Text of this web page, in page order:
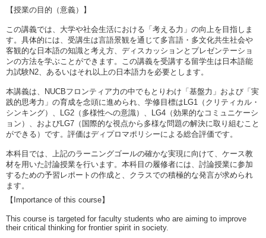
【授業の目的（意義）】
この講義では、大学や社会生活における「考える力」の向上を目指しま
す。具体的には、受講生は言語景観を通じて多言語・多文化共生社会や
客観的な日本語の知識と考え方、ディスカッションとプレゼンテーショ
ンの方法を学ぶことができます。この講義を受講する留学生は日本語能
力試験N2、あるいはそれ以上の日本語力を必要とします。
本講義は、NUCBフロンティア力の中でもとりわけ「基盤力」および「実
践的思考力」の育成を念頭に進められ、学修目標はLG1（クリティカル・
シンキング）、LG2（多様性への意識）、LG4（効果的なコミュニケーシ
ョン）、およびLG7（国際的な視点から多様な問題の解決に取り組むこと
ができる）です。評価はディプロマポリシーによる総合評価です。
本科目では、上記のラーニングゴールの確かな実現に向けて、ケース教
材を用いた討論授業を行います。本科目の履修者には、討論授業に参加
するための予習レポートの作成と、クラスでの積極的な発言が求められ
ます。
【Importance of this course】
This course is targeted for faculty students who are aiming to improve
their critical thinking for frontier spirit in society.